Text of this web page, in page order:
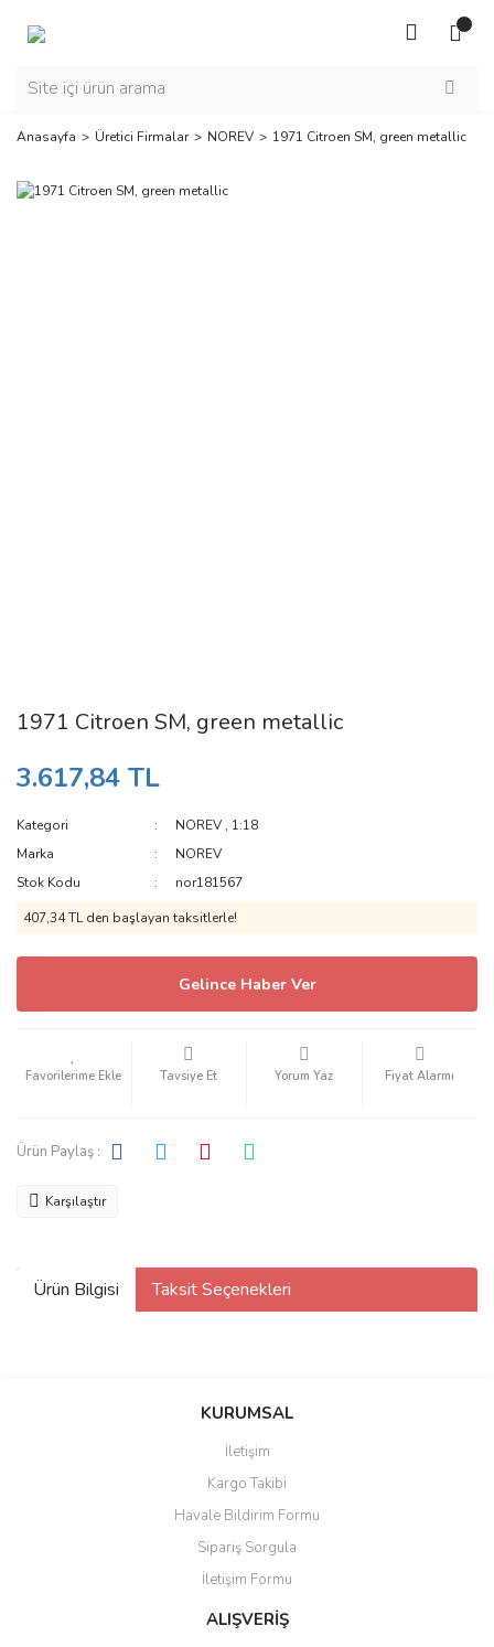
Anasayfa Üretici Firmalar NOREV 1971 Citroen SM, green metallic
1971 Citroen SM, green metallic
3.617,84 TL
Kategori NOREV , 1:18
Marka
NOREV
Stok Kodu
nor181567
407,34 TL den başlayan taksitlerle!
Gelince Haber Ver
Tavsiye Et Yorum Yaz Fiyat Alarmı
Ürün Paylaş :
Karşılaştır
Ürün Bilgisi Taksit Seçenekleri
KURUMSAL
İletişim
Kargo Takibi
Havale Bildirim Formu
Sipariş Sorgula
İletişim Formu
ALIŞVERİŞ